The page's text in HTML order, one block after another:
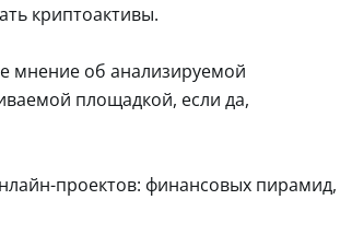
криптоактивы.
мнение об анализируемой
площадкой, если да,
проектов: финансовых пирамид,